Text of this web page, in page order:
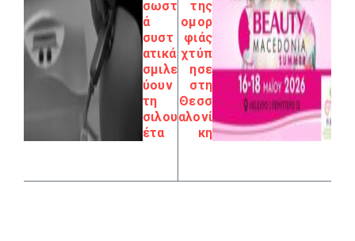
σωστ
ά
συστ
ατικά
σμιλε
ύουν
τη
σιλου
έτα
της
ομορ
φιάς
χτύπ
ησε
στη
Θεσσ
αλονί
κη